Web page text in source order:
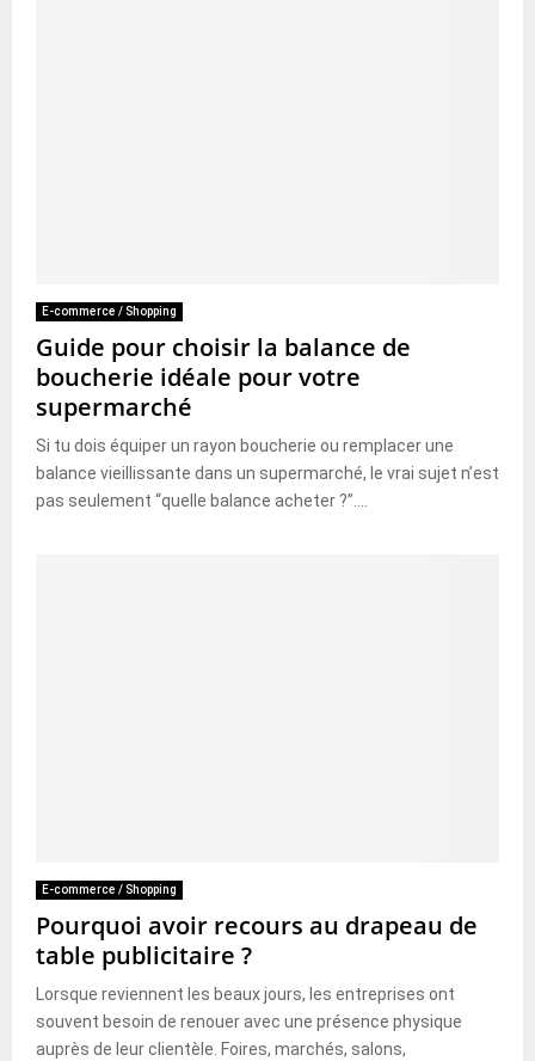
E-commerce / Shopping
Guide pour choisir la balance de
boucherie idéale pour votre
supermarché
Si tu dois équiper un rayon boucherie ou remplacer une
balance vieillissante dans un supermarché, le vrai sujet n’est
pas seulement “quelle balance acheter ?”....
E-commerce / Shopping
Pourquoi avoir recours au drapeau de
table publicitaire ?
Lorsque reviennent les beaux jours, les entreprises ont
souvent besoin de renouer avec une présence physique
auprès de leur clientèle. Foires, marchés, salons,